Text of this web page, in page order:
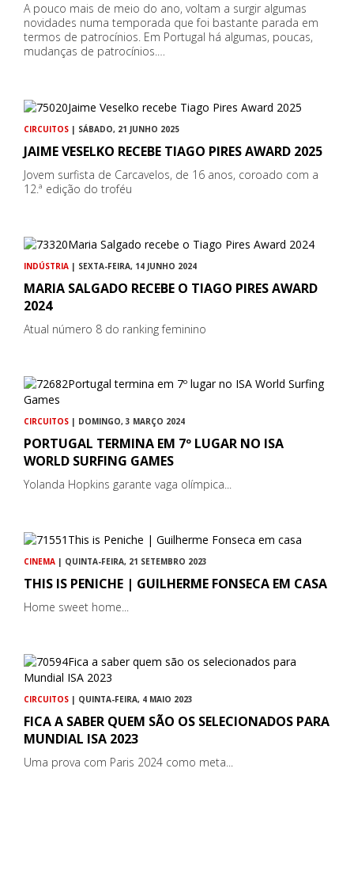
A pouco mais de meio do ano, voltam a surgir algumas
novidades numa temporada que foi bastante parada em
termos de patrocínios. Em Portugal há algumas, poucas,
mudanças de patrocínios.…
CIRCUITOS | SÁBADO, 21 JUNHO 2025
JAIME VESELKO RECEBE TIAGO PIRES AWARD 2025
Jovem surfista de Carcavelos, de 16 anos, coroado com a
12.ª edição do troféu
INDÚSTRIA | SEXTA-FEIRA, 14 JUNHO 2024
MARIA SALGADO RECEBE O TIAGO PIRES AWARD
2024
Atual número 8 do ranking feminino
CIRCUITOS | DOMINGO, 3 MARÇO 2024
PORTUGAL TERMINA EM 7º LUGAR NO ISA
WORLD SURFING GAMES
Yolanda Hopkins garante vaga olímpica...
CINEMA | QUINTA-FEIRA, 21 SETEMBRO 2023
THIS IS PENICHE | GUILHERME FONSECA EM CASA
Home sweet home...
CIRCUITOS | QUINTA-FEIRA, 4 MAIO 2023
FICA A SABER QUEM SÃO OS SELECIONADOS PARA
MUNDIAL ISA 2023
Uma prova com Paris 2024 como meta...